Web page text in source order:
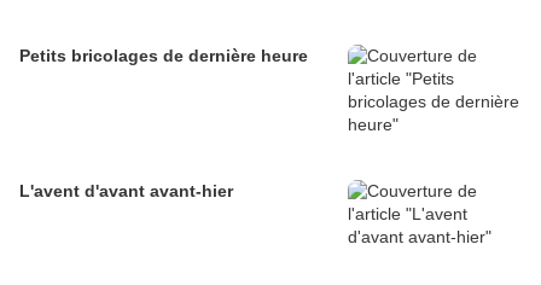
Petits bricolages de dernière heure
L'avent d'avant avant-hier